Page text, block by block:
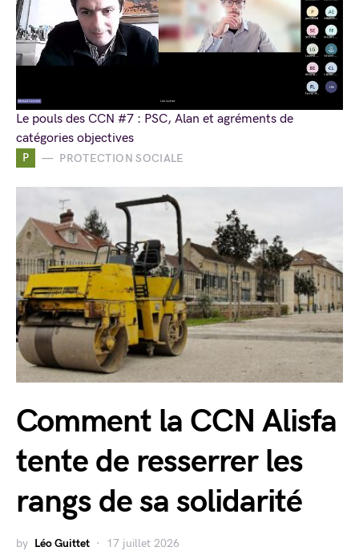
P PROTECTION SOCIALE
Comment la CCN Alisfa
tente de resserrer les
rangs de sa solidarité
by Léo Guittet 17 juillet 2026
Le pouls des CCN #7 : PSC, Alan et agréments de
catégories objectives